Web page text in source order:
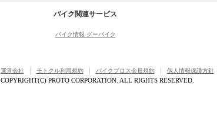
バイク関連サービス
バイク情報 グーバイク
運営会社 モトクル利用規約 バイクブロス会員規約 個人情報保護方針
COPYRIGHT(C) PROTO CORPORATION. ALL RIGHTS RESERVED.